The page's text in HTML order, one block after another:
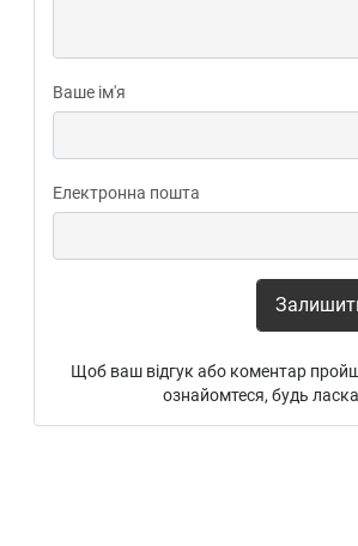
Ваше ім'я
Електронна пошта
Щоб ваш відгук або коментар
ознайомтеся, будь